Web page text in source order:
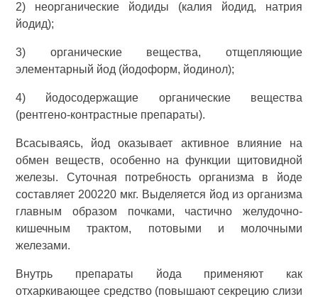
2) неорганические йодиды (калия йодид, натрия
йодид);
3) органические вещества, отщепляющие
элементарный йод (йодоформ, йодинол);
4) йодосодержащие органические вещества
(рентгено-контрастные препараты).
Всасываясь, йод оказывает активное влияние на
обмен веществ, особенно на функции щитовидной
железы. Суточная потребность организма в йоде
составляет 200220 мкг. Выделяется йод из организма
главным образом почками, частично желудочно-
кишечным трактом, потовыми и молочными
железами.
Внутрь препараты йода применяют как
отхаркивающее средство (повышают секрецию слизи